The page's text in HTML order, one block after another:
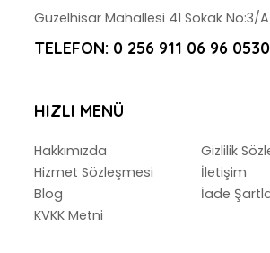
Güzelhisar Mahallesi 41 Sokak No:3/
TELEFON: 0 256 911 06 96
HIZLI MENÜ
Hakkımızda
Gizlilik
Hizmet Sözleşmesi
İletişim
Blog
İade
KVKK Metni